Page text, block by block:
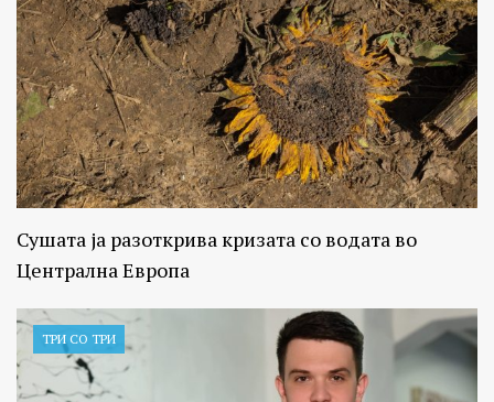
Сушата ја разоткрива кризата со водата во
Централна Европа
ТРИ СО ТРИ